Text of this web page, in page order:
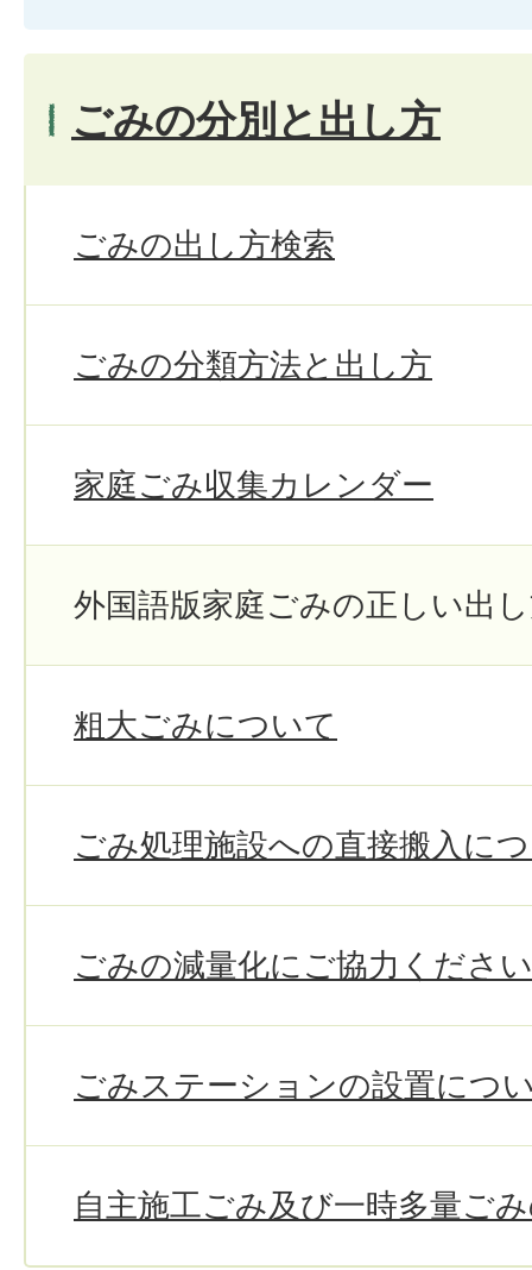
ごみの分別と出し方
ごみの出し方検索
ごみの分類方法と出し方
家庭ごみ収集カレンダー
外国語版家庭ごみの正しい出
粗大ごみについて
ごみ処理施設への直接搬入に
ごみの減量化にご協力ください
ごみステーションの設置につ
自主施工ごみ及び一時多量ご